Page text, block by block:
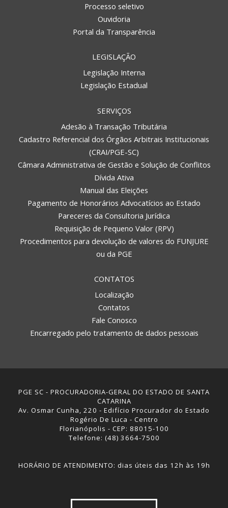
Processo seletivo
Ouvidoria
Portal da Transparência
LEGISLAÇÃO
Legislação Interna
Legislação Estadual
SERVIÇOS
Adesão à Transação Tributária
Cadastro Referencial dos Órgãos Arbitrais Institucionais
(CRAI/PGE-SC)
Câmara Administrativa de Gestão e Solução de Conflitos
Dívida Ativa
Manual das Eleições
Pagamento de Honorários Advocatícios ao Estado
Pareceres da Consultoria Jurídica
Requisição de Pequeno Valor (RPV)
Procedimentos para devolução de valores do FUNJURE
ou da PGE
CONTATOS
Localização
Contatos
Fale Conosco
Encarregado pelo tratamento de dados pessoais
PGE SC - PROCURADORIA-GERAL DO ESTADO DE SANTA
CATARINA
Av. Osmar Cunha, 220 - Edifício Procurador do Estado
Rogério De Luca - Centro
Florianópolis - CEP: 88015-100
Telefone: (48) 3664-7500
HORÁRIO DE ATENDIMENTO: dias úteis das 12h às 19h